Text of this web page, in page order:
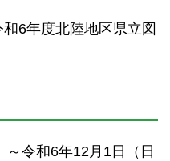
6年度北陸地区県立図
令和6年12月1日（日